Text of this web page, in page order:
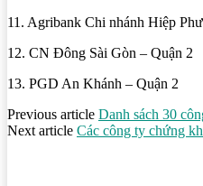
11. Agribank Chi nhánh Hiệp
12. CN Đông Sài Gòn – Quận 2
13. PGD An Khánh – Quận 2
Previous article Danh sách 30
Next article Các công ty chứng